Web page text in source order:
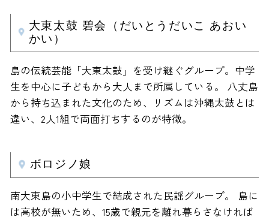
大東太鼓 碧会（だいとうだいこ あおい
かい）
島の伝統芸能「大東太鼓」を受け継ぐグループ。中学
生を中心に子どもから大人まで所属している。 八丈島
から持ち込まれた文化のため、リズムは沖縄太鼓とは
違い、2人1組で両面打ちするのが特徴。
ボロジノ娘
南大東島の小中学生で結成された民謡グループ。 島に
は高校が無いため、15歳で親元を離れ暮らさなければ